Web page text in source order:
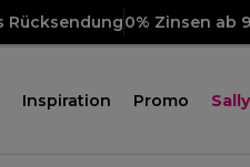
Rücksendung0% Zinsen ab
Inspiration Promo